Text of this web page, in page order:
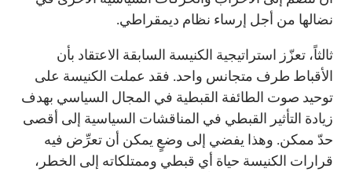
نضالها من أجل إرساء نظام ديمقراطي.
ثالثاً، تعزّز استراتيجية الكنيسة السابقة الاعتقاد بأن
الأقباط طرف متجانس واحد. فقد عملت الكنيسة على
توحيد صوت الطائفة القبطية في المجال السياسي بهدف
زيادة التأثير القبطي في المناقشات السياسية إلى أقصى
حدّ ممكن. وهذا يفضي إلى وضعٍ يمكن أن تعرِّض فيه
قرارات الكنيسة حياة أي قبطي وممتلكاته إلى الخطر،